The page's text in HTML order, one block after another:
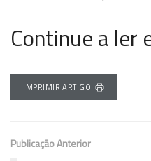
Continue a ler
IMPRIMIR ARTIGO
Publicação Anterior